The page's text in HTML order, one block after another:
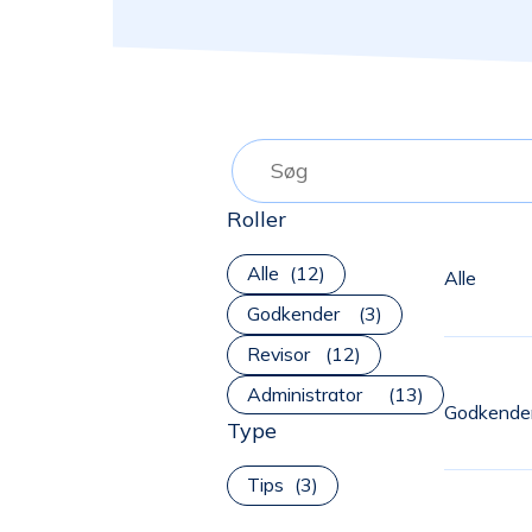
Roller
Alle
Godkender
Revisor
Administrator
Type
Tips
Alle